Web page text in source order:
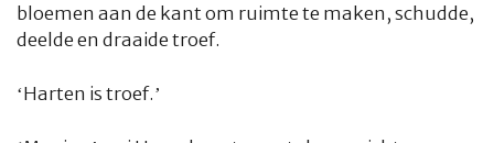
bloemen aan de kant om ruimte te maken, schudde,
deelde en draaide troef.
‘Harten is troef.’